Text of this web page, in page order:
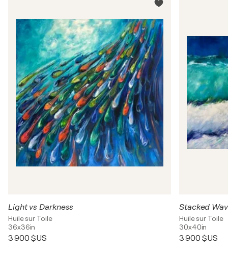
Light vs Darkness
Huile sur Toile
36x36in
3 900 $US
Stacked
Huile sur Toile
30x40in
3 900 $US